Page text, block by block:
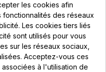
:
Rendez-vous
les cookies afin
des réseaux
Les cookies tiers liés
sont utilisés pour vous
sur les réseaux sociaux,
Acceptez-vous ces
à l'utilisation de